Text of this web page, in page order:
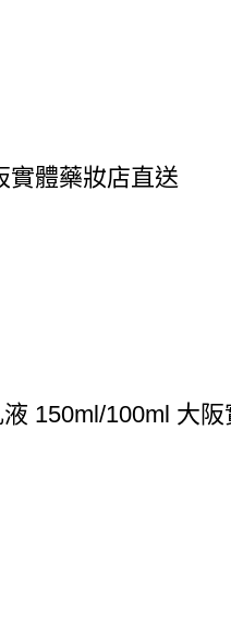
實體藥妝店直送
150ml/100ml 大